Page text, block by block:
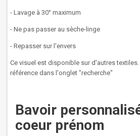
- Lavage à 30° maximum
- Ne pas passer au sèche-linge
- Repasser sur l'envers
Ce visuel est disponible sur d'autres textiles.
référence dans l'onglet "recherche"
Bavoir
coeur prénom